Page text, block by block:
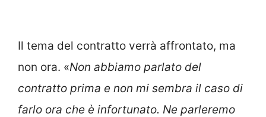
Il tema del contratto verrà affrontato, ma
non ora. «Non abbiamo parlato del
contratto prima e non mi sembra il caso di
farlo ora che è infortunato. Ne parleremo